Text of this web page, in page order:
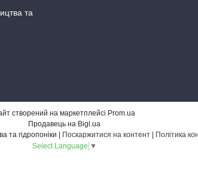
та
створений на маркетплейсі Prom.ua
Продавець на Bigl.ua
Grow-Pro - товари для рослинництва та гідропоніки | Поскаржитися на контент | Політика
Select Language ▼